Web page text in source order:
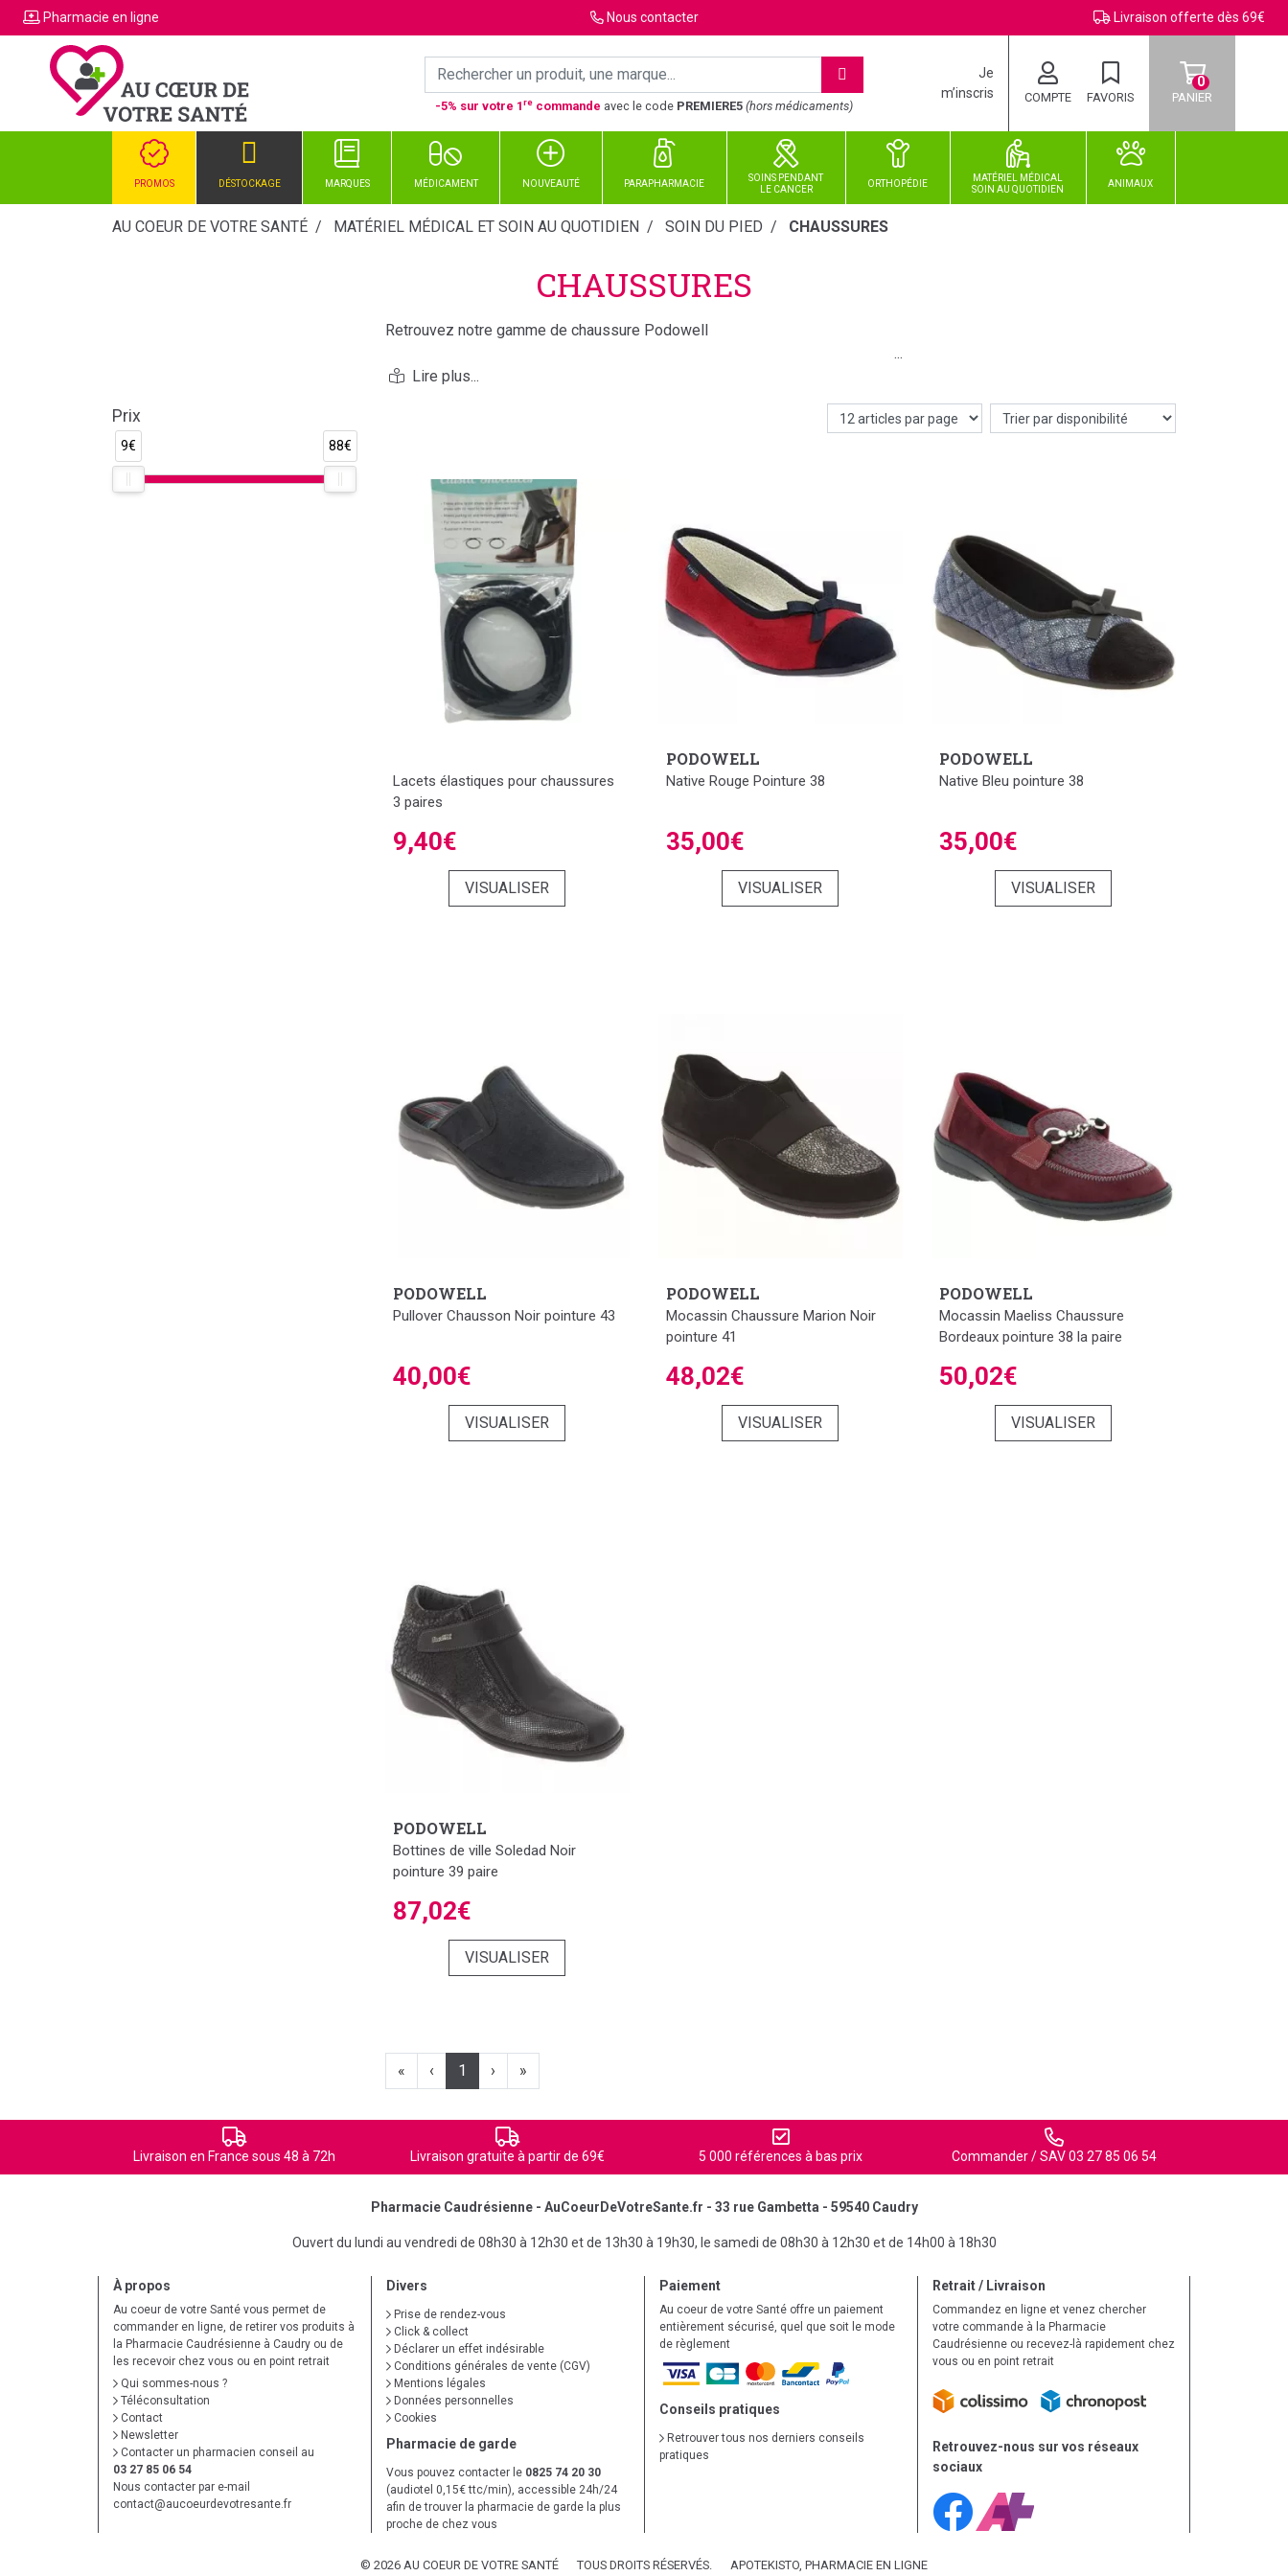
Pharmacie en ligne Nous contacter Livraison offerte dès 69€
-5% sur votre 1re commande avec le code PREMIERE5 (hors médicaments)
Je
m’inscris
COMPTE FAVORIS PANIER
0
PROMOS DÉSTOCKAGE MARQUES MÉDICAMENT NOUVEAUTÉ PARAPHARMACIE
SOINS PENDANT
LE CANCER
ORTHOPÉDIE
MATÉRIEL MÉDICAL
SOINAUQUOTIDIEN
ANIMAUX
AU COEUR DE VOTRE SANTÉ MATÉRIEL MÉDICAL ET SOIN AU QUOTIDIEN SOIN DU PIED CHAUSSURES
CHAUSSURES
Retrouvez notre gamme de chaussure Podowell
Prix
9€ 88€
Lacets élastiques pour chaussures
3 paires
9,40€
VISUALISER
PODOWELL
Native Rouge Pointure 38
35,00€
VISUALISER
PODOWELL
Native Bleu pointure 38
35,00€
VISUALISER
PODOWELL
Pullover Chausson Noir pointure 43
40,00€
VISUALISER
PODOWELL
Mocassin Chaussure Marion Noir
pointure 41
48,02€
VISUALISER
PODOWELL
Mocassin Maeliss Chaussure
Bordeaux pointure 38 la paire
50,02€
VISUALISER
PODOWELL
Bottines de ville Soledad Noir
pointure 39 paire
87,02€
VISUALISER
« ‹ 1 › »
Livraison en France sous 48 à 72h Livraison gratuite à partir de 69€ 5 000 références à bas prix Commander / SAV 03 27 85 06 54
Pharmacie Caudrésienne - AuCoeurDeVotreSante.fr - 33 rue Gambetta - 59540 Caudry
Ouvert du lundi au vendredi de 08h30 à 12h30 et de 13h30 à 19h30, le samedi de 08h30 à 12h30 et de 14h00 à 18h30
À propos
Au coeur de votre Santé vous permet de
commander en ligne, de retirer vos produits à
la Pharmacie Caudrésienne à Caudry ou de
les recevoir chez vous ou en point retrait
Qui sommes-nous ?
Téléconsultation
Contact
Newsletter
Contacter un pharmacien conseil au
03 27 85 06 54
Nous contacter par e-mail
contact@aucoeurdevotresante.fr
Divers
Prise de rendez-vous
Click & collect
Déclarer un effet indésirable
Conditions générales de vente (CGV)
Mentions légales
Données personnelles
Cookies
Pharmacie de garde
Vous pouvez contacter le 0825 74 20 30
(audiotel 0,15€ ttc/min), accessible 24h/24
afin de trouver la pharmacie de garde la plus
proche de chez vous
Paiement
Au coeur de votre Santé offre un paiement
entièrement sécurisé, quel que soit le mode
de règlement
Conseils pratiques
Retrouver tous nos derniers conseils
pratiques
Retrait / Livraison
Commandez en ligne et venez chercher
votre commande à la Pharmacie
Caudrésienne ou recevez-là rapidement chez
vous ou en point retrait
Retrouvez-nous sur vos réseaux
sociaux
© 2026 AU COEUR DE VOTRE SANTÉ TOUS DROITS RÉSERVÉS. APOTEKISTO , PHARMACIE EN LIGNE